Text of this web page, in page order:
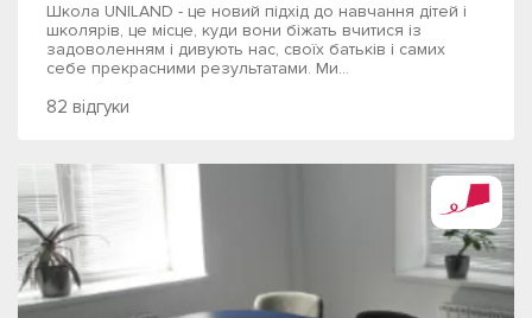
Школа UNILAND - це новий підхід до навчання дітей і
школярів, це місце, куди вони біжать вчитися із
задоволенням і дивують нас, своїх батьків і самих
себе прекрасними результатами. Ми...
82 відгуки